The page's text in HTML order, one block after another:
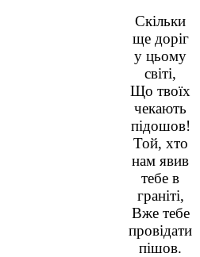
Скільки
ще доріг
у цьому
світі,
Що твоїх
чекають
підошов!
Той, хто
нам явив
тебе в
граніті,
Вже тебе
провідати
пішов.